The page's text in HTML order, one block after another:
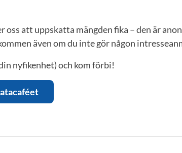
oss att uppskatta mängden fika – den är
även om du inte gör någon
nyfikenhet) och kom förbi!